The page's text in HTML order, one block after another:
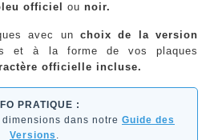
officiel ou noir.
avec un choix de la version
et à la forme de vos plaques
officielle incluse.
PRATIQUE :
dans notre Guide des
Versions .